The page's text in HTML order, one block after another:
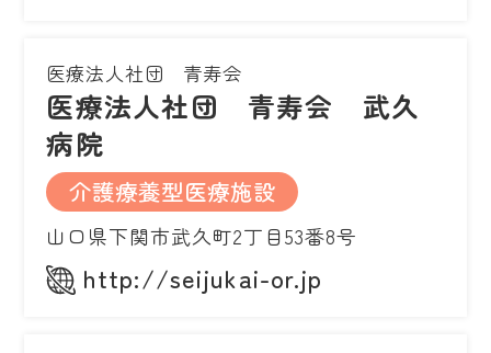
医療法人社団 青寿会
医療法人社団 青寿会 武久
病院
介護療養型医療施設
山口県下関市武久町2丁目53番8号
http://seijukai-or.jp